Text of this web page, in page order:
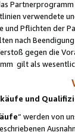
Partnerprogramm
verwendete
und Pflichten der
nach
gegen die
gilt als
und
“ werden von